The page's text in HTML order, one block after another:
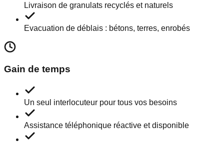
Livraison de granulats recyclés et naturels
Evacuation de déblais : bétons, terres, enrobés
Gain de temps
Un seul interlocuteur pour tous vos besoins
Assistance téléphonique réactive et disponible